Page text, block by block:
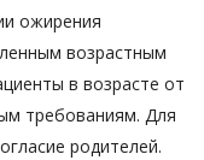
ожирения
возрастным
в возрасте от
требованиям. Для
родителей.